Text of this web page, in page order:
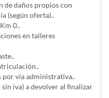
de daños propios con
(según oferta)..
0..
en talleres
por vía administrativa..
sin iva) a devolver al finalizar